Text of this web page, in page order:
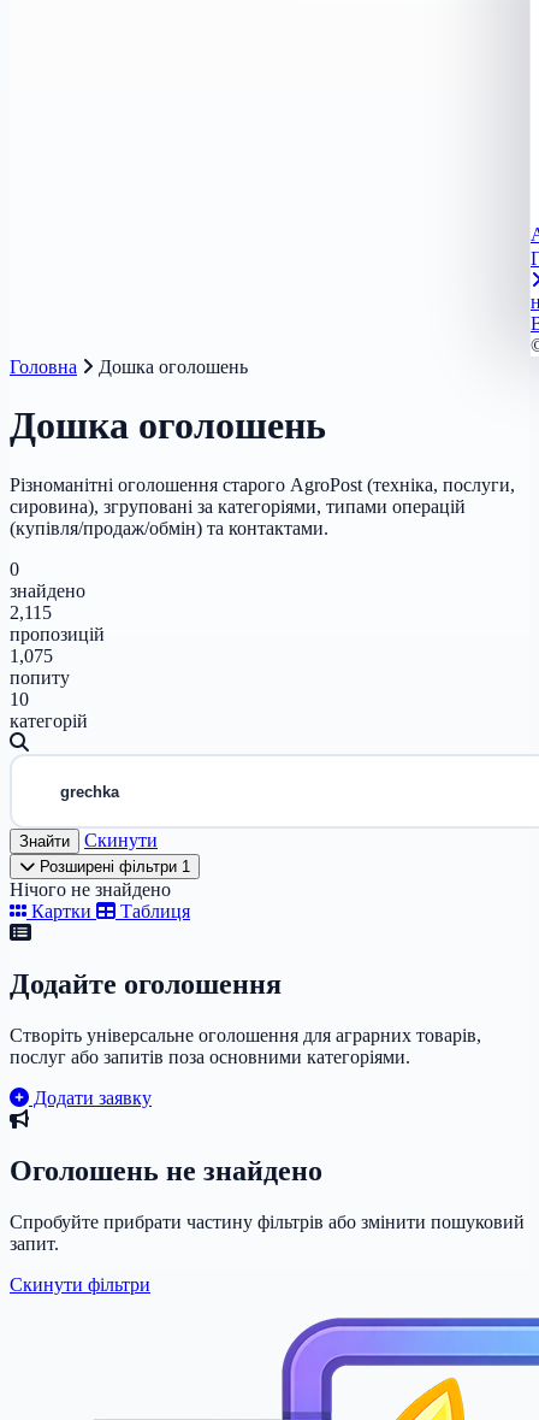
Головна
Дошка оголошень
Дошка оголошень
Різноманітні оголошення старого AgroPost (техніка, послуги,
сировина), згруповані за категоріями, типами операцій
(купівля/продаж/обмін) та контактами.
0
знайдено
2,115
пропозицій
1,075
попиту
10
категорій
Знайти Скинути
Розширені фільтри 1
Нічого не знайдено
Картки
Таблиця
Додайте оголошення
Створіть універсальне оголошення для аграрних товарів,
послуг або запитів поза основними категоріями.
Додати заявку
Оголошень не знайдено
Спробуйте прибрати частину фільтрів або змінити пошуковий
запит.
Скинути фільтри